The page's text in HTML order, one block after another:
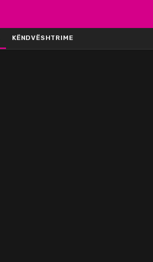
KËNDVËSHTRIME